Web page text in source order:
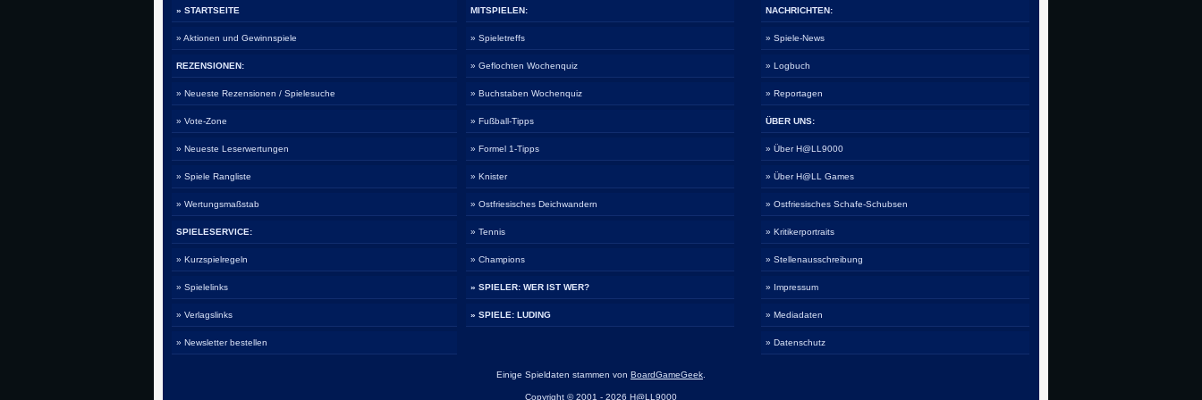
» STARTSEITE
» Aktionen und Gewinnspiele
REZENSIONEN:
» Neueste Rezensionen / Spielesuche
» Vote-Zone
» Neueste Leserwertungen
» Spiele Rangliste
» Wertungsmaßstab
SPIELESERVICE:
» Kurzspielregeln
» Spielelinks
» Verlagslinks
» Newsletter bestellen
MITSPIELEN:
» Spieletreffs
» Geflochten Wochenquiz
» Buchstaben Wochenquiz
» Fußball-Tipps
» Formel 1-Tipps
» Knister
» Ostfriesisches Deichwandern
» Tennis
» Champions
» SPIELER: WER IST WER?
» SPIELE: LUDING
NACHRICHTEN:
» Spiele-News
» Logbuch
» Reportagen
ÜBER UNS:
» Über H@LL9000
» Über H@LL Games
» Ostfriesisches Schafe-Schubsen
» Kritikerportraits
» Stellenausschreibung
» Impressum
» Mediadaten
» Datenschutz
Einige Spieldaten stammen von BoardGameGeek
Copyright © 2001 - 2026 H@LL9000